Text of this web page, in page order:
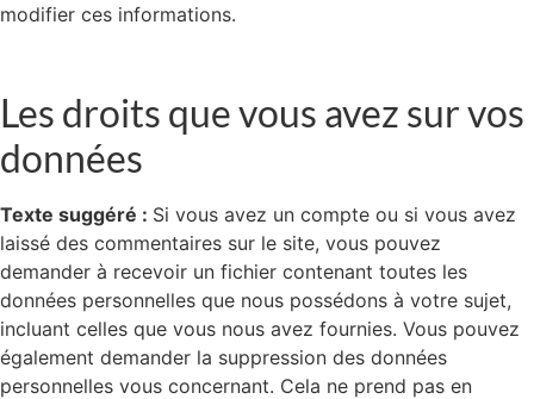
modifier ces informations.
Les droits que vous avez sur vos
données
Texte suggéré : Si vous avez un compte ou si vous avez
laissé des commentaires sur le site, vous pouvez
demander à recevoir un fichier contenant toutes les
données personnelles que nous possédons à votre sujet,
incluant celles que vous nous avez fournies. Vous pouvez
également demander la suppression des données
personnelles vous concernant. Cela ne prend pas en